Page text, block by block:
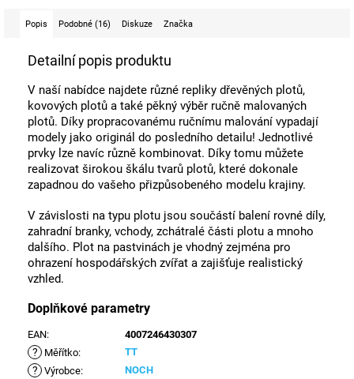
Popis Podobné (16) Diskuze Značka
Detailní popis produktu
V naší nabídce najdete různé repliky dřevěných plotů,
kovových plotů a také pěkný výběr ručně malovaných
plotů. Díky propracovanému ručnímu malování vypadají
modely jako originál do posledního detailu! Jednotlivé
prvky lze navíc různě kombinovat. Díky tomu můžete
realizovat širokou škálu tvarů plotů, které dokonale
zapadnou do vašeho přizpůsobeného modelu krajiny.
V závislosti na typu plotu jsou součástí balení rovné díly,
zahradní branky, vchody, zchátralé části plotu a mnoho
dalšího. Plot na pastvinách je vhodný zejména pro
ohrazení hospodářských zvířat a zajišťuje realistický
vzhled.
Doplňkové parametry
EAN: 4007246430307
? Měřítko: TT
? Výrobce: NOCH